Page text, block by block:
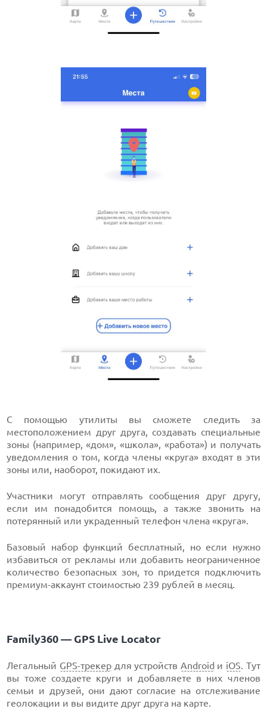
С помощью утилиты вы сможете следить за
местоположением друг друга, создавать специальные
зоны (например, «дом», «школа», «работа») и получать
уведомления о том, когда члены «круга» входят в эти
зоны или, наоборот, покидают их.
Участники могут отправлять сообщения друг другу,
если им понадобится помощь, а также звонить на
потерянный или украденный телефон члена «круга».
Базовый набор функций бесплатный, но если нужно
избавиться от рекламы или добавить неограниченное
количество безопасных зон, то придется подключить
премиум-аккаунт стоимостью 239 рублей в месяц.
Family360 — GPS Live Locator
Легальный GPS-трекердля устройств Android и iOS. Тут
вы тоже создаете круги и добавляете в них членов
семьи и друзей, они дают согласие на отслеживание
геолокации и вы видите друг друга на карте.